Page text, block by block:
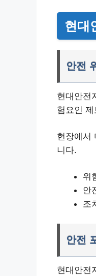
현대
안전
현대안전
험요인 제
현장에서
니다.
위
안
조
안전
현대안전